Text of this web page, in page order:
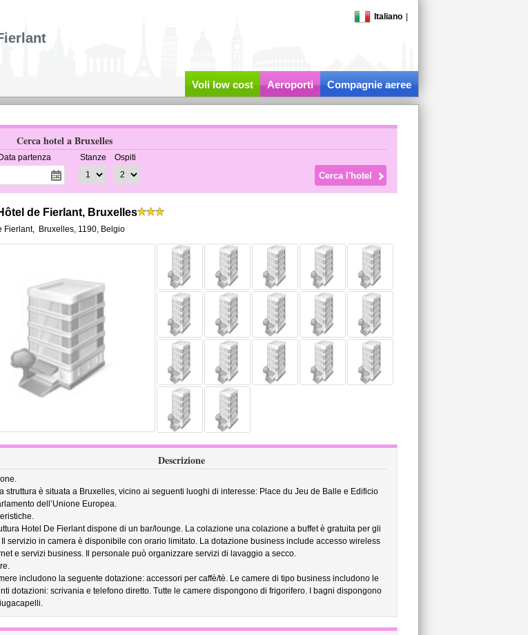
Italiano
Voli low cost Aeroporti Compagnie aeree
Cerca hotel a Bruxelles
Data partenza Stanze Ospiti
de Fierlant, Bruxelles
Fierlant, Bruxelles, 1190, Belgio
Descrizione
struttura è situata a Bruxelles, vicino ai seguenti luoghi di interesse: Place du Jeu de Balle e Edificio
dell’Unione Europea.
Hotel De Fierlant dispone di un bar/lounge. La colazione una colazione a buffet è gratuita per gli
servizio in camera è disponibile con orario limitato. La dotazione business include accesso wireless
e servizi business. Il personale può organizzare servizi di lavaggio a secco.
includono la seguente dotazione: accessori per caffè/tè. Le camere di tipo business includono le
dotazioni: scrivania e telefono diretto. Tutte le camere dispongono di frigorifero. I bagni dispongono